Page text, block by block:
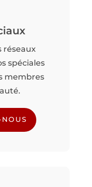
réseaux
spéciales
membres